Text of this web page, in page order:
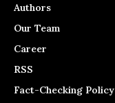
Authors
Our Team
Career
RSS
Fact-Checking Policy